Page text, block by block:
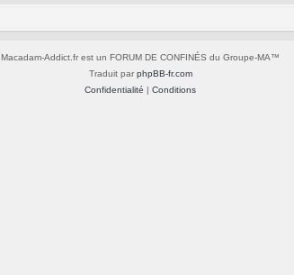
Macadam-Addict.fr est un FORUM DE CONFINÉS du Groupe-MA™
Traduit par phpBB-fr.com
Confidentialité | Conditions